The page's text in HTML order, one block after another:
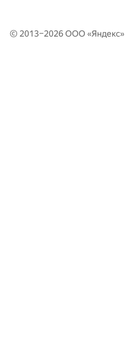
© 2013–2026 ООО «Яндекс»